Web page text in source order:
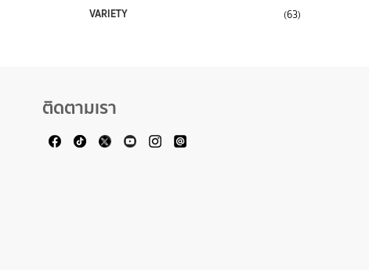
VARIETY (63)
ติดตามเรา